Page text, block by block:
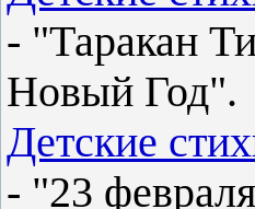
- "Таракан
Новый Год".
Детские
- "23